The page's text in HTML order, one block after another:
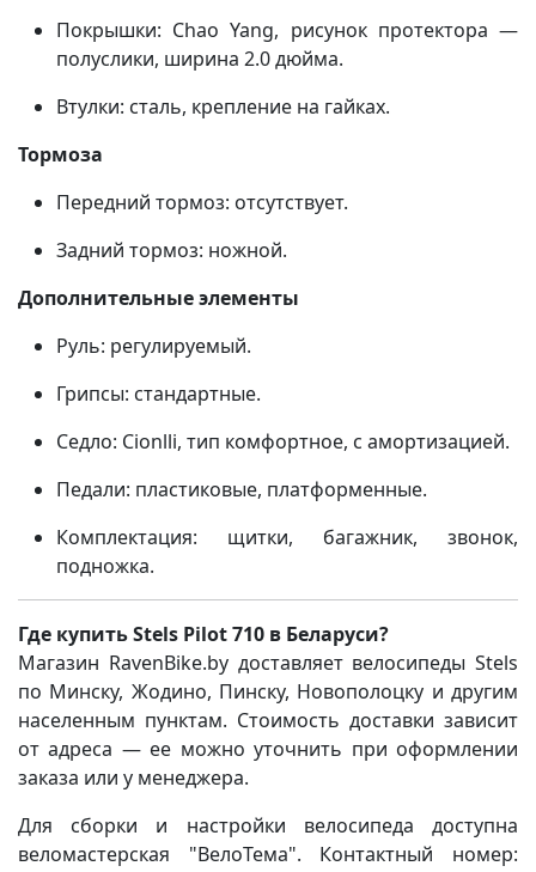
Покрышки: Chao Yang, рисунок протектора —
полуслики, ширина 2.0 дюйма.
Втулки: сталь, крепление на гайках.
Тормоза
Передний тормоз: отсутствует.
Задний тормоз: ножной.
Дополнительные элементы
Руль: регулируемый.
Грипсы: стандартные.
Седло: Cionlli, тип комфортное, с амортизацией.
Педали: пластиковые, платформенные.
Комплектация: щитки, багажник, звонок,
подножка.
Где купить Stels Pilot 710 в Беларуси?
Магазин RavenBike.by доставляет велосипеды Stels
по Минску, Жодино, Пинску, Новополоцку и другим
населенным пунктам. Стоимость доставки зависит
от адреса — ее можно уточнить при оформлении
заказа или у менеджера.
Для сборки и настройки велосипеда доступна
веломастерская "ВелоТема". Контактный номер: